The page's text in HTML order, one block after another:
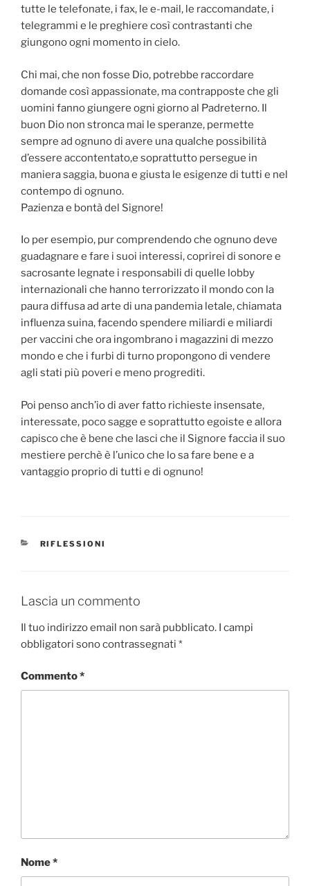
tutte le telefonate, i fax, le e-mail, le raccomandate, i
telegrammi e le preghiere così contrastanti che
giungono ogni momento in cielo.
Chi mai, che non fosse Dio, potrebbe raccordare
domande così appassionate, ma contrapposte che gli
uomini fanno giungere ogni giorno al Padreterno. Il
buon Dio non stronca mai le speranze, permette
sempre ad ognuno di avere una qualche possibilità
d’essere accontentato,e soprattutto persegue in
maniera saggia, buona e giusta le esigenze di tutti e nel
contempo di ognuno.
Pazienza e bontà del Signore!
Io per esempio, pur comprendendo che ognuno deve
guadagnare e fare i suoi interessi, coprirei di sonore e
sacrosante legnate i responsabili di quelle lobby
internazionali che hanno terrorizzato il mondo con la
paura diffusa ad arte di una pandemia letale, chiamata
influenza suina, facendo spendere miliardi e miliardi
per vaccini che ora ingombrano i magazzini di mezzo
mondo e che i furbi di turno propongono di vendere
agli stati più poveri e meno progrediti.
Poi penso anch’io di aver fatto richieste insensate,
interessate, poco sagge e soprattutto egoiste e allora
capisco che è bene che lasci che il Signore faccia il suo
mestiere perchè è l’unico che lo sa fare bene e a
vantaggio proprio di tutti e di ognuno!
CATEGORIE
RIFLESSIONI
Lascia un commento
Il tuo indirizzo email non sarà pubblicato. I campi
obbligatori sono contrassegnati *
Commento*
Nome*